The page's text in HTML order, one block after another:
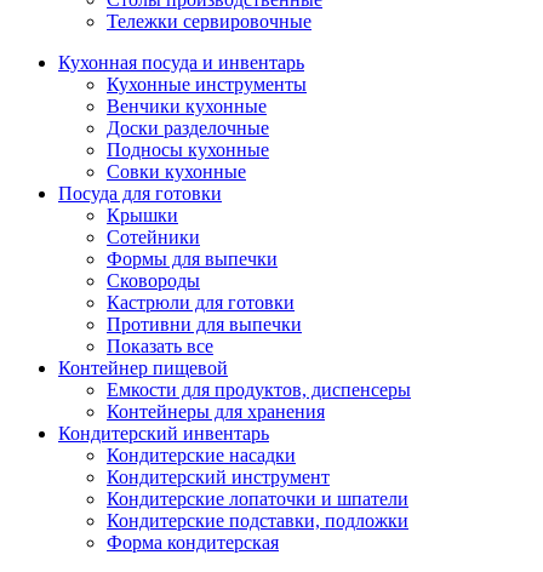
Тележки сервировочные
Кухонная посуда и инвентарь
Кухонные инструменты
Венчики кухонные
Доски разделочные
Подносы кухонные
Совки кухонные
Посуда для готовки
Крышки
Сотейники
Формы для выпечки
Сковороды
Кастрюли для готовки
Противни для выпечки
Показать все
Контейнер пищевой
Емкости для продуктов, диспенсеры
Контейнеры для хранения
Кондитерский инвентарь
Кондитерские насадки
Кондитерский инструмент
Кондитерские лопаточки и шпатели
Кондитерские подставки, подложки
Форма кондитерская